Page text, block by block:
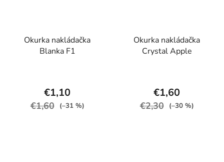
Okurka nakládačka
Blanka F1
€1,10
€1,60 (–31 %)
Okurka nakládačka
Crystal Apple
€1,60
€2,30 (–30 %)